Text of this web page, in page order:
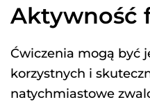
Aktywność
Ćwiczenia mogą być
korzystnych i
natychmiastowe